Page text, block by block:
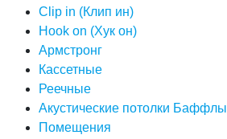
Clip in (Клип ин)
Hook on (Хук он)
Армстронг
Кассетные
Реечные
Акустические потолки Баффлы
Помещения